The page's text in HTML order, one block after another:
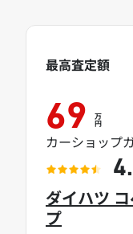
ダイハツ
プ
最高査定額
69 万
円
カーショップ